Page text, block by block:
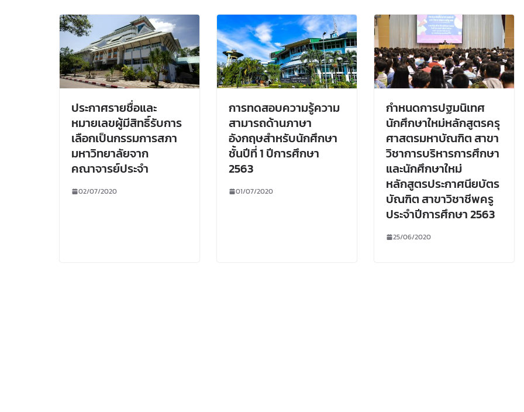
ประกาศรายชื่อและ
หมายเลขผู้มีสิทธิ์รับการ
เลือกเป็นกรรมการสภา
มหาวิทยาลัยจาก
คณาจารย์ประจำ
02/07/2020
การทดสอบความรู้ความ
สามารถด้านภาษา
อังกฤษสำหรับนักศึกษา
ชั้นปีที่ 1 ปีการศึกษา
2563
01/07/2020
กำหนดการปฐมนิเทศ
นักศึกษาใหม่หลักสูตรครุ
ศาสตรมหาบัณฑิต สาขา
วิชาการบริหารการศึกษา
และนักศึกษาใหม่
หลักสูตรประกาศนียบัตร
บัณฑิต สาขาวิชาชีพครู
ประจำปีการศึกษา 2563
25/06/2020